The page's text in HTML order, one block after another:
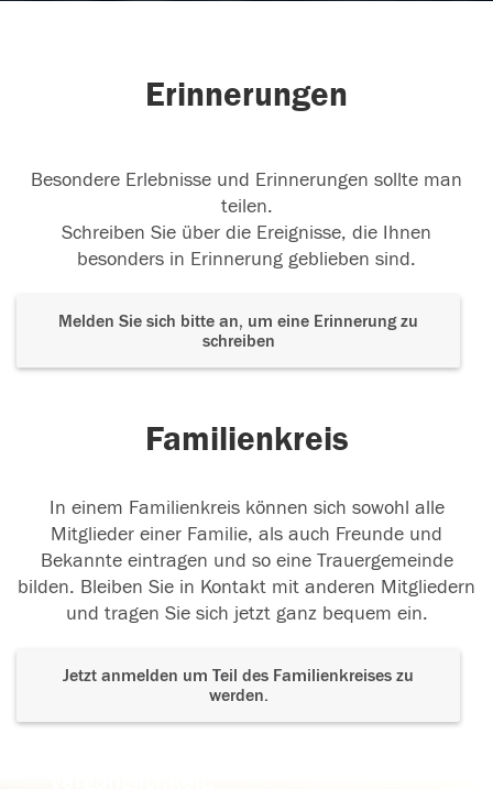
Erinnerungen
Besondere Erlebnisse und Erinnerungen sollte man
teilen.
Schreiben Sie über die Ereignisse, die Ihnen
besonders in Erinnerung geblieben sind.
Melden Sie sich bitte an, um eine Erinnerung zu
schreiben
Familienkreis
In einem Familienkreis können sich sowohl alle
Mitglieder einer Familie, als auch Freunde und
Bekannte eintragen und so eine Trauergemeinde
bilden. Bleiben Sie in Kontakt mit anderen Mitgliedern
und tragen Sie sich jetzt ganz bequem ein.
Jetzt anmelden um Teil des Familienkreises zu
werden.